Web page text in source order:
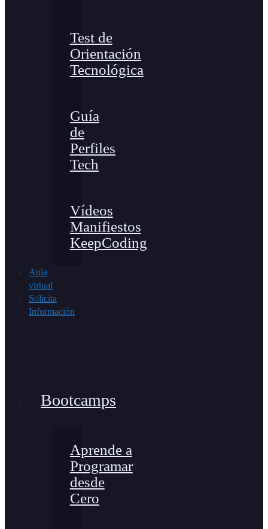
Test de
Orientación
Tecnológica
Guía
de
Perfiles
Tech
Vídeos
Manifiestos
KeepCoding
Aula
virtual
Solicita
Información
Bootcamps
Aprende a
Programar
desde
Cero